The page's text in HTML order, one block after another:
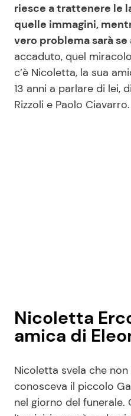
Privacy Policy
riesce a trattenere le
quelle immagini,
vero problema sarà se
accaduto, quel
c’è Nicoletta, la sua
13 anni a parlare di lei,
Rizzoli e Paolo Ciavarro.
Nicoletta
amica di
Nicoletta svela che
conosceva il piccolo
nel giorno del